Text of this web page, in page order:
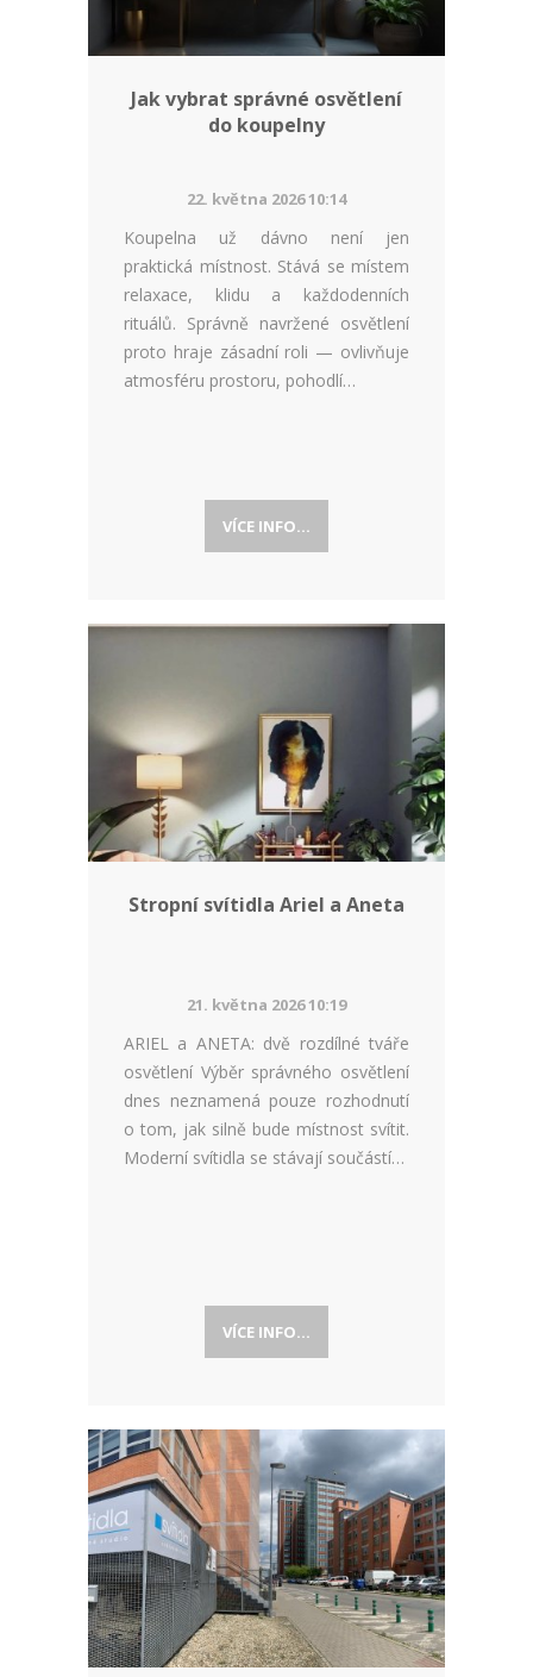
Jak vybrat správné osvětlení
do koupelny
22. května 2026 10:14
Koupelna už dávno není jen
praktická místnost. Stává se místem
relaxace, klidu a každodenních
rituálů. Správně navržené osvětlení
proto hraje zásadní roli — ovlivňuje
atmosféru prostoru, pohodlí…
VÍCE INFO...
Stropní svítidla Ariel a Aneta
21. května 2026 10:19
ARIEL a ANETA: dvě rozdílné tváře
osvětlení Výběr správného osvětlení
dnes neznamená pouze rozhodnutí
o tom, jak silně bude místnost svítit.
Moderní svítidla se stávají součástí…
VÍCE INFO...